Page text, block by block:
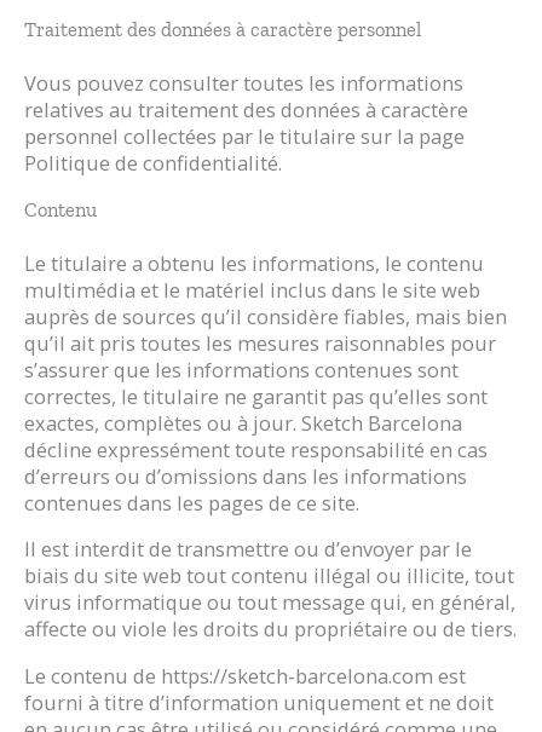
Traitement des données à caractère personnel
Vous pouvez consulter toutes les informations
relatives au traitement des données à caractère
personnel collectées par le titulaire sur la page
Politique de confidentialité.
Contenu
Le titulaire a obtenu les informations, le contenu
multimédia et le matériel inclus dans le site web
auprès de sources qu’il considère fiables, mais bien
qu’il ait pris toutes les mesures raisonnables pour
s’assurer que les informations contenues sont
correctes, le titulaire ne garantit pas qu’elles sont
exactes, complètes ou à jour. Sketch Barcelona
décline expressément toute responsabilité en cas
d’erreurs ou d’omissions dans les informations
contenues dans les pages de ce site.
Il est interdit de transmettre ou d’envoyer par le
biais du site web tout contenu illégal ou illicite, tout
virus informatique ou tout message qui, en général,
affecte ou viole les droits du propriétaire ou de tiers.
Le contenu de https://sketch-barcelona.com est
fourni à titre d’information uniquement et ne doit